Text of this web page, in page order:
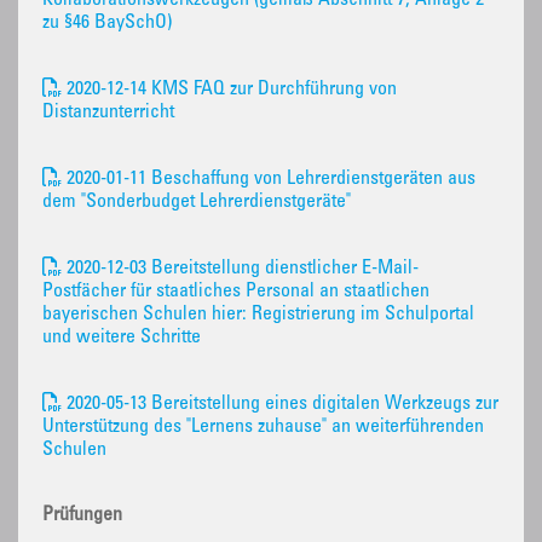
zu §46 BaySchO)
2020-12-14 KMS FAQ zur Durchführung von
Distanzunterricht
2020-01-11 Beschaffung von Lehrerdienstgeräten aus
dem "Sonderbudget Lehrerdienstgeräte"
2020-12-03 Bereitstellung dienstlicher E-Mail-
Postfächer für staatliches Personal an staatlichen
bayerischen Schulen hier: Registrierung im Schulportal
und weitere Schritte
2020-05-13 Bereitstellung eines digitalen Werkzeugs zur
Unterstützung des "Lernens zuhause" an weiterführenden
Schulen
Prüfungen